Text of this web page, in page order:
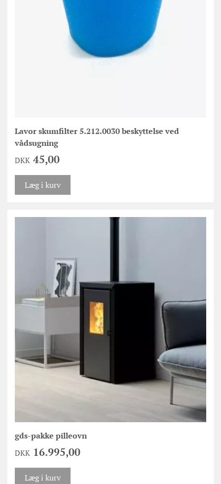
Lavor skumfilter 5.212.0030 beskyttelse ved
vådsugning
DKK 45,00
Læg i kurv
gds-pakke pilleovn
DKK 16.995,00
Læg i kurv